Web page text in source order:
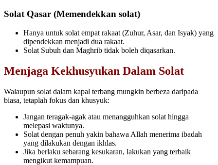
Solat Qasar (Memendekkan solat)
Hanya untuk solat empat rakaat (Zuhur, Asar, dan Isyak) yang
dipendekkan menjadi dua rakaat.
Solat Subuh dan Maghrib tidak boleh diqasarkan.
Menjaga Kekhusyukan Dalam Solat
Walaupun solat dalam kapal terbang mungkin berbeza daripada
biasa, tetaplah fokus dan khusyuk:
Jangan teragak-agak atau menangguhkan solat hingga
melepasi waktunya.
Solat dengan penuh yakin bahawa Allah menerima ibadah
yang dilakukan dengan ikhlas.
Jika berlaku sebarang kesukaran, lakukan yang terbaik
mengikut kemampuan.